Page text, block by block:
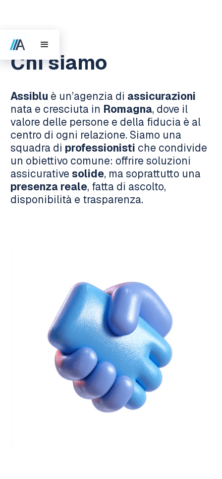
Chi siamo
Assiblu è un’agenzia di assicurazioni
nata e cresciuta in Romagna, dove il
valore delle persone e della fiducia è al
centro di ogni relazione. Siamo una
squadra di professionisti che condivide
un obiettivo comune: offrire soluzioni
assicurative solide, ma soprattutto una
presenza reale, fatta di ascolto,
disponibilità e trasparenza.